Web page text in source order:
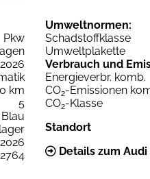
Pkw
km
5
Blau
Umweltnormen:
Schadstoffklasse
Umweltplakette
Verbrauch und
Energieverbr. komb.
CO2-Emissionen
CO2-Klasse
Standort
Details zum